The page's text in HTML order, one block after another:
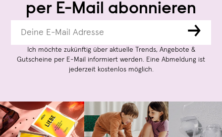
per E-Mail abonnieren
→
Ich möchte zukünftig über aktuelle Trends, Angebote &
Gutscheine per E-Mail informiert werden. Eine Abmeldung ist
jederzeit kostenlos möglich.